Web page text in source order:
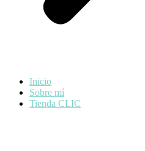
Inicio
Sobre mí
Tienda CLIC